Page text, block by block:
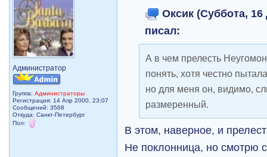
Администратор
Группа:Администраторы
Регистрация: 14 Апр 2000, 23:07
Сообщений: 3568
Откуда: Санкт-Петербург
Пол:
Оксик (Суббота, 16
писал:
А в чем прелесть
понять, хотя честно
но для меня он, видимо,
размеренный.
В этом, наверное, и
Не поклонница, но смотрю